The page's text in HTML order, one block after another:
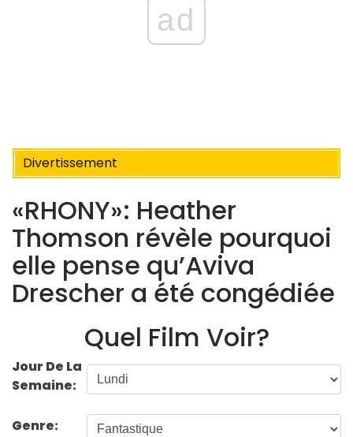
ad
Divertissement
«RHONY»: Heather
Thomson révèle pourquoi
elle pense qu’Aviva
Drescher a été congédiée
Quel Film Voir?
Jour De La
Semaine:
Genre: